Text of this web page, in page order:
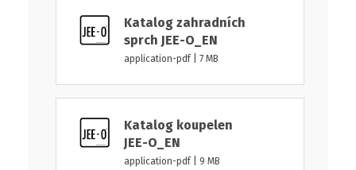
Katalog zahradních
sprch JEE-O_EN
application-pdf | 7 MB
Katalog koupelen
JEE-O_EN
application-pdf | 9 MB